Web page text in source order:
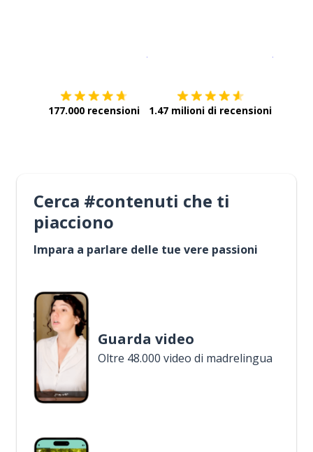
177.000 recensioni 1.47 milioni di recensioni
Cerca #contenuti che ti
piacciono
Impara a parlare delle tue vere passioni
Guarda video
Oltre 48.000 video di madrelingua